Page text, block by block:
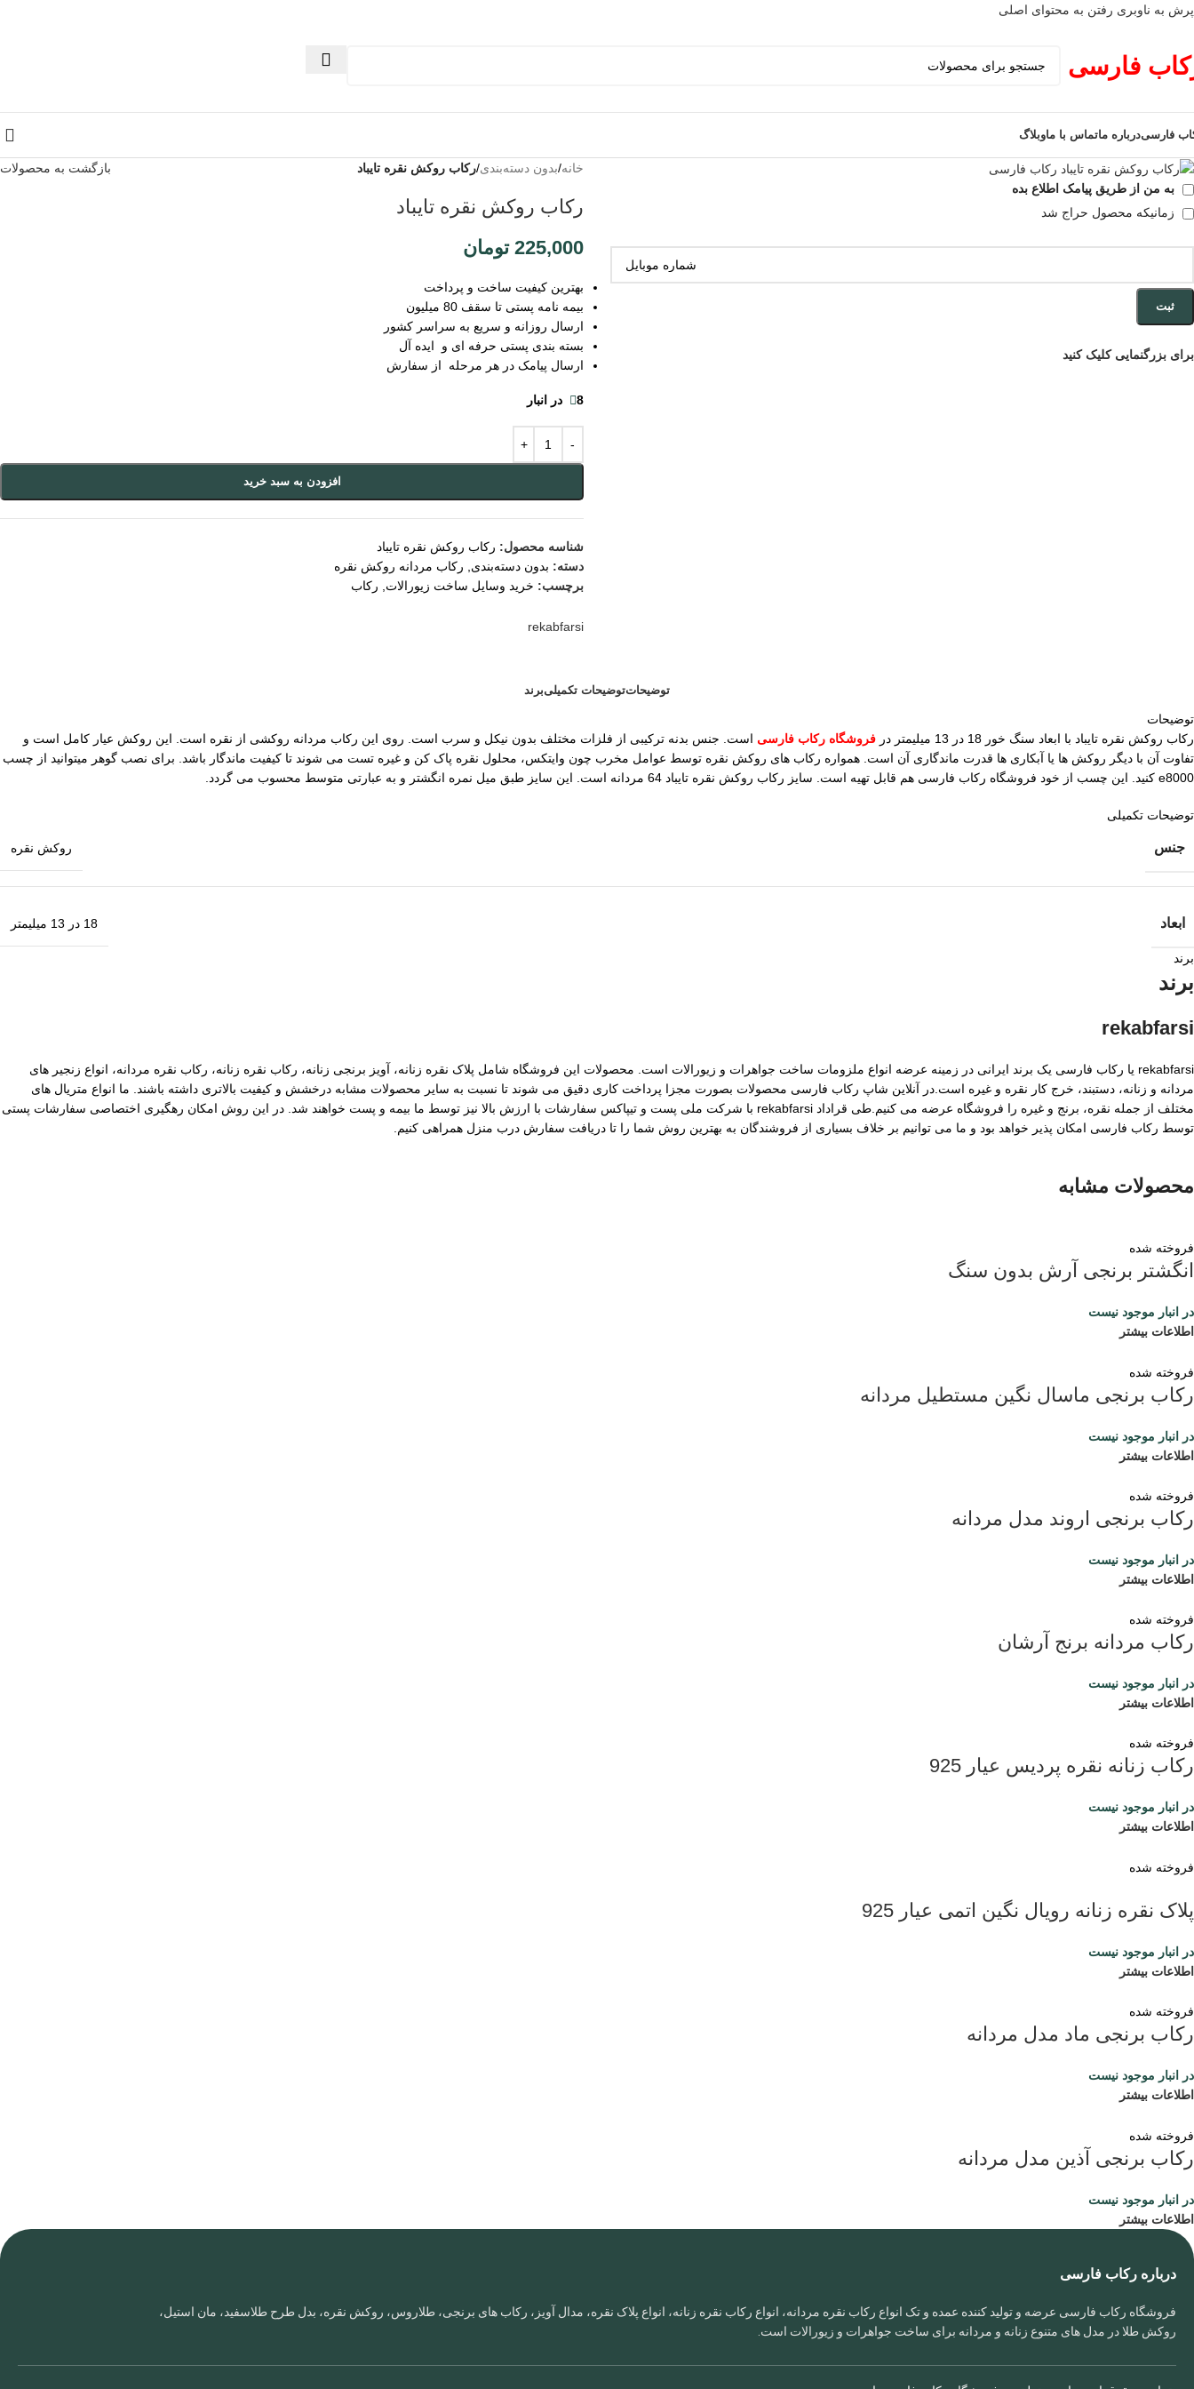
پرش به ناوبری رفتن به محتوای اصلی
فارسی
فارسیدرباره ماتماس با ماوبلاگ
به من از طریق پیامک اطلاع بده
زمانیکه محصول حراج شد
ثبت
برای بزرگنمایی کلیک کنید
خانه/بدون دسته‌بندی/رکاب روکش نقره تایباد بازگشت به محصولات
رکاب روکش نقره تایباد
225,000 تومان
بهترین کیفیت ساخت و پرداخت
بیمه نامه پستی تا سقف 80 میلیون
ارسال روزانه و سریع به سراسر کشور
بسته بندی پستی حرفه ای و ایده آل
ارسال پیامک در هر مرحله از سفارش
8 در انبار
افزودن به سبد خرید
شناسه محصول: رکاب روکش نقره تایباد
دسته: بدون دسته‌بندی
رکاب مردانه روکش نقره
برچسب: خرید وسایل ساخت زیورالات رکاب
rekabfarsi
توضیحاتتوضیحات تکمیلیبرند
توضیحات
رکاب روکش نقره تایباد با ابعاد سنگ خور 18 در 13 میلیمتر در
فروشگاه رکاب فارسی است. جنس بدنه ترکیبی از فلزات مختلف بدون نیکل و سرب است. روی این رکاب مردانه روکشی از نقره است. این روکش عیار کامل است و
تفاوت آن با دیگر روکش ها یا آبکاری ها قدرت ماندگاری آن است. همواره رکاب های روکش نقره توسط عوامل مخرب چون وایتکس، محلول نقره پاک کن و غیره تست می شوند تا کیفیت ماندگار باشد. برای نصب گوهر میتوانید از چسب
e8000 کنید. این چسب از خود فروشگاه رکاب فارسی هم قابل تهیه است. سایز رکاب روکش نقره تایباد 64 مردانه است. این سایز طبق میل نمره انگشتر و به عبارتی متوسط محسوب می گردد.
توضیحات تکمیلی
جنس روکش نقره
ابعاد 18 در 13 میلیمتر
برند
برند
rekabfarsi
rekabfarsi یا رکاب فارسی یک برند ایرانی در زمینه عرضه انواع ملزومات ساخت جواهرات و زیورالات است. محصولات این فروشگاه شامل پلاک نقره زنانه، آویز برنجی زنانه، رکاب نقره زنانه، رکاب نقره مردانه، انواع زنجیر های
مردانه و زنانه، دستبند، خرج کار نقره و غیره است.در آنلاین شاپ رکاب فارسی محصولات بصورت مجزا پرداخت کاری دقیق می شوند تا نسبت به سایر محصولات مشابه درخشش و کیفیت بالاتری داشته باشند. ما انواع متریال های
مختلف از جمله نقره، برنج و غیره را فروشگاه عرضه می کنیم.طی قراداد rekabfarsi با شرکت ملی پست و تیپاکس سفارشات با ارزش بالا نیز توسط ما بیمه و پست خواهند شد. در این روش امکان رهگیری اختصاصی سفارشات پستی
توسط رکاب فارسی امکان پذیر خواهد بود و ما می توانیم بر خلاف بسیاری از فروشندگان به بهترین روش شما را تا دریافت سفارش درب منزل همراهی کنیم.
محصولات مشابه
فروخته شده
انگشتر برنجی آرش بدون سنگ
در انبار موجود نیست
اطلاعات بیشتر
فروخته شده
رکاب برنجی ماسال نگین مستطیل مردانه
در انبار موجود نیست
اطلاعات بیشتر
فروخته شده
رکاب برنجی اروند مدل مردانه
در انبار موجود نیست
اطلاعات بیشتر
فروخته شده
رکاب مردانه برنج آرشان
در انبار موجود نیست
اطلاعات بیشتر
فروخته شده
رکاب زنانه نقره پردیس عیار 925
در انبار موجود نیست
اطلاعات بیشتر
فروخته شده
پلاک نقره زنانه رویال نگین اتمی عیار 925
در انبار موجود نیست
اطلاعات بیشتر
فروخته شده
رکاب برنجی ماد مدل مردانه
در انبار موجود نیست
اطلاعات بیشتر
فروخته شده
رکاب برنجی آذین مدل مردانه
در انبار موجود نیست
اطلاعات بیشتر
درباره رکاب فارسی
فروشگاه رکاب فارسی عرضه و تولید کننده عمده و تک انواع رکاب نقره مردانه، انواع رکاب نقره زنانه، انواع پلاک نقره، مدال آویز، رکاب های برنجی، طلاروس، روکش نقره، بدل طرح طلاسفید، مان استیل،
روکش طلا در مدل های متنوع زنانه و مردانه برای ساخت جواهرات و زیورالات است.